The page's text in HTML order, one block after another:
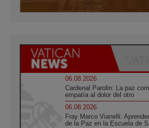
06.08.2026
Cardenal Parolin: La paz
empatía al dolor del otro
06.08.2026
Fray Marco Vianelli:
de la Paz en la Escuela de